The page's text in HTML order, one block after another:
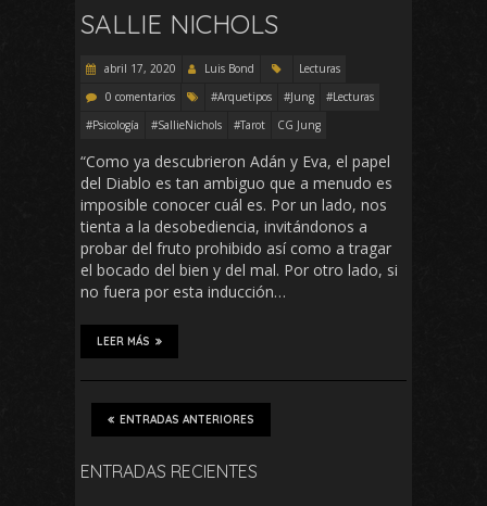
SALLIE NICHOLS
abril 17, 2020 Luis Bond
Lecturas
0 comentarios
#Arquetipos #Jung
#Lecturas
#Psicología
#SallieNichols #Tarot CG Jung
“Como ya descubrieron Adán y Eva, el papel
del Diablo es tan ambiguo que a menudo es
imposible conocer cuál es. Por un lado, nos
tienta a la desobediencia, invitándonos a
probar del fruto prohibido así como a tragar
el bocado del bien y del mal. Por otro lado, si
no fuera por esta inducción…
LEER MÁS
ENTRADAS ANTERIORES
ENTRADAS RECIENTES